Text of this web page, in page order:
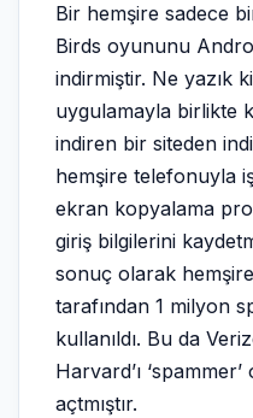
Bir hemşire sadece
Birds oyununu
indirmiştir. Ne yazık
uygulamayla birlikte
indiren bir siteden
hemşire telefonuyla
ekran kopyalama
giriş bilgilerini
sonuç olarak
tarafından 1 milyon
kullanıldı. Bu da
Harvard’ı
açtmıştır.